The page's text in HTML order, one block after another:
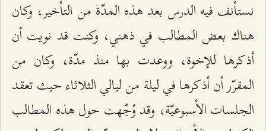
نستأنف فيه الدرس بعد هذه المدّة من التأخير، وكان
هناك بعض المطالب في ذهني، وكنت قد نويت أن
أذكرها للإخوة، ووعدت بها منذ مدّة، وكان من
المقرّر أن أذكرها في ليلة من ليالي الثلاثاء حيث تعقد
الجلسات الأسبوعيّة، وقد وُجّهت حول هذه المطالب